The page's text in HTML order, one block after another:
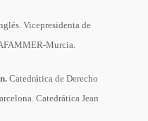
Vicepresidenta de
Murcia.
Catedrática de Derecho
Catedrática Jean